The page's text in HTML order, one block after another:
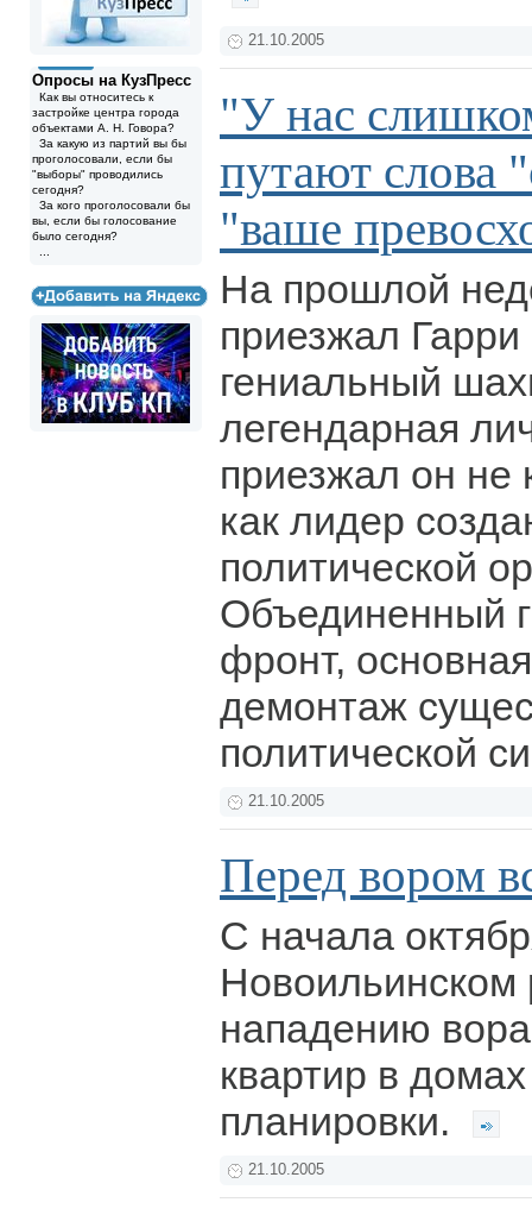
Опросы на КузПресс
Как вы относитесь к
застройке центра города
объектами А. Н. Говора?
За какую из партий вы бы
проголосовали, если бы
"выборы" проводились
сегодня?
За кого проголосовали бы
вы, если бы голосование
было сегодня?
21.10.2005
"У нас
путают слова
"ваше
На прошлой
приезжал
гениальный
легендарная
приезжал он не
как лидер
политической
Объединенный
фронт,
демонтаж
политической
21.10.2005
Перед вором
С начала
Новоильинском
нападению
квартир в
планировки.
21.10.2005